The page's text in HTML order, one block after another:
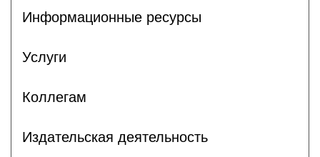
Информационные ресурсы
Услуги
Коллегам
Издательская деятельность